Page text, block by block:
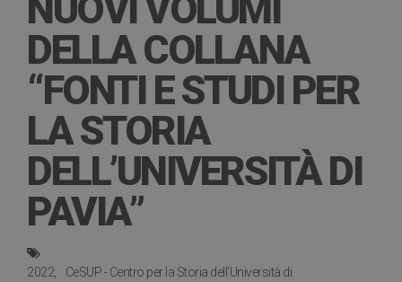
DELLA COLLANA
“FONTI E STUDI PER
LA STORIA
DELL’UNIVERSITÀ DI
PAVIA”
2022
CeSUP - Centro per la Storia dell'Università di